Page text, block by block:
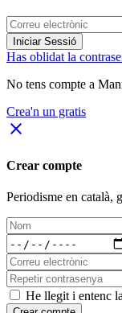
Iniciar Sessió
Has oblidat la
No tens compte a
Crea'n un gratis
close
Crear compte
Periodisme en català,
He llegit i entenc